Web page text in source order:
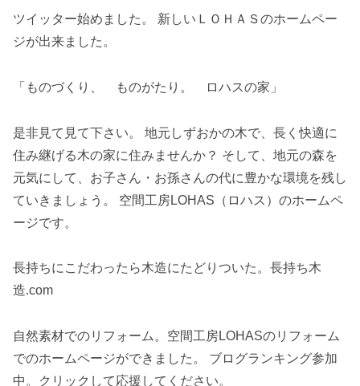
ツイッター始めました。 新しいＬＯＨＡＳのホームペー
ジが出来ました。
「ものづくり、 ものがたり。 ロハスの家」
是非見て見て下さい。 地元しずおかの木で、長く快適に
住み継げる木の家に住みませんか？ そして、地元の森を
元気にして、お子さん・お孫さんの代に豊かな環境を残し
ていきましょう。 空間工房LOHAS（ロハス）のホームペ
ージです。
長持ちにこだわったら木造にたどりついた。長持ち木
造.com
自然素材でのリフォーム。空間工房LOHASのリフォーム
でのホームページができました。 ブログランキング参加
中。クリックして応援してください。